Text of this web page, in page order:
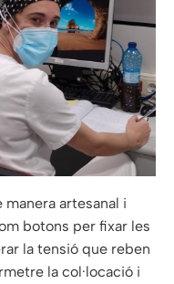
artesanal i
botons per fixar les
la tensió que reben
la col·locació i